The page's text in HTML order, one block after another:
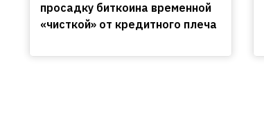
просадку биткоина временной
«чисткой» от кредитного плеча